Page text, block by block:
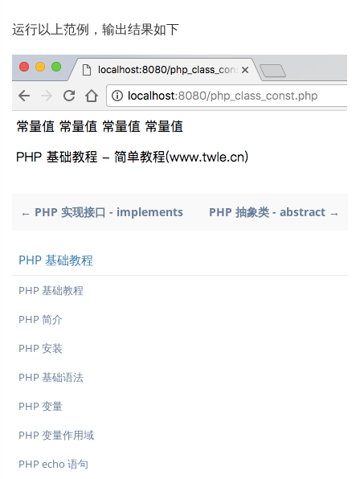
运行以上范例，输出结果如下
← PHP 实现接口 - implements PHP 抽象类 - abstract →
PHP 基础教程
PHP 基础教程
PHP 简介
PHP 安装
PHP 基础语法
PHP 变量
PHP 变量作用域
PHP echo 语句